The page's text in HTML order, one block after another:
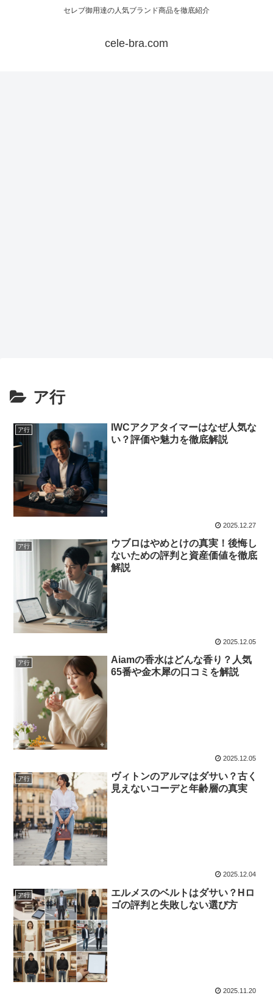
セレブ御用達の人気ブランド商品を徹底紹介
cele-bra.com
ア行
ア行
IWCアクアタイマーはなぜ人気な
い？評価や魅力を徹底解説
2025.12.27
ア行
ウブロはやめとけの真実！後悔し
ないための評判と資産価値を徹底
解説
2025.12.05
ア行
Aiamの香水はどんな香り？人気
65番や金木犀の口コミを解説
2025.12.05
ア行
ヴィトンのアルマはダサい？古く
見えないコーデと年齢層の真実
2025.12.04
ア行
エルメスのベルトはダサい？Hロ
ゴの評判と失敗しない選び方
2025.11.20